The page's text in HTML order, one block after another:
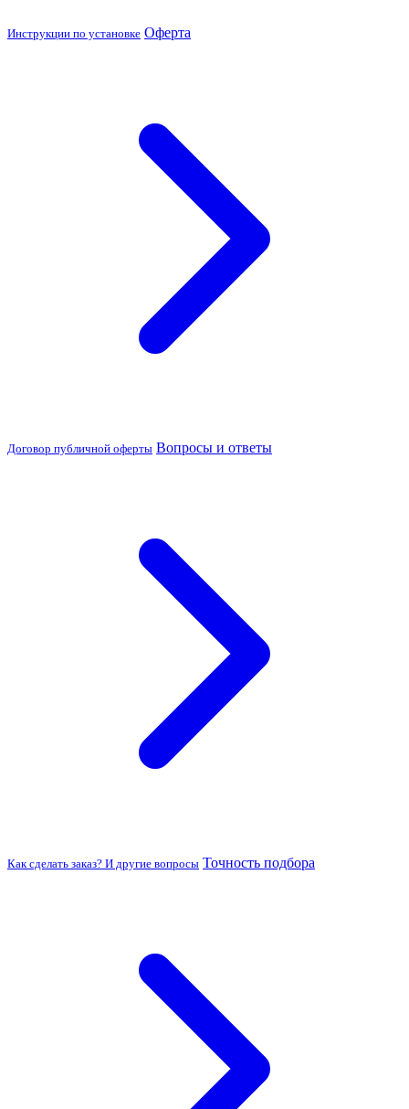
Инструкции по установке Оферта
Договор публичной оферты Вопросы и ответы
Как сделать заказ? И другие вопросы Точность подбора